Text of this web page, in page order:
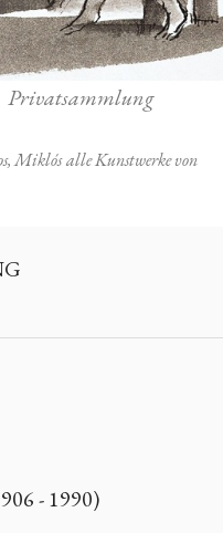
Privatsammlung
Miklós alle Kunstwerke von
- 1990)